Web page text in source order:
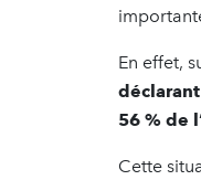
En effet,
56 % de
Cette